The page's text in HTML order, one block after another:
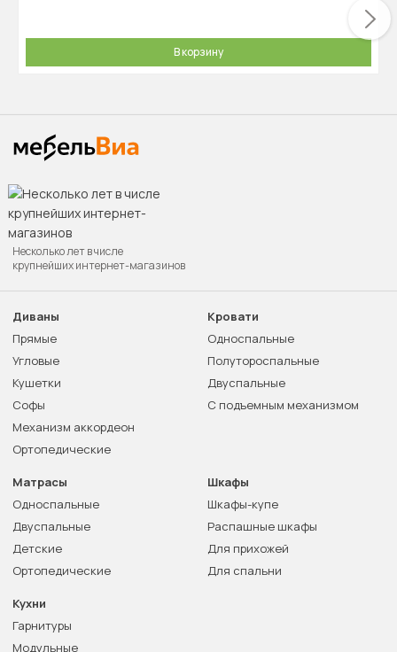
В корзину
Несколько лет в числе
крупнейших интернет-магазинов
Диваны
Прямые
Угловые
Кушетки
Софы
Механизм аккордеон
Ортопедические
Кровати
Односпальные
Полутороспальные
Двуспальные
С подъемным механизмом
Матрасы
Односпальные
Двуспальные
Детские
Ортопедические
Шкафы
Шкафы-купе
Распашные шкафы
Для прихожей
Для спальни
Кухни
Гарнитуры
Модульные